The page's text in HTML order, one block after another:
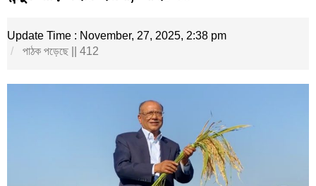
Update Time : November, 27, 2025, 2:38 pm
পাঠক পড়েছে || 412